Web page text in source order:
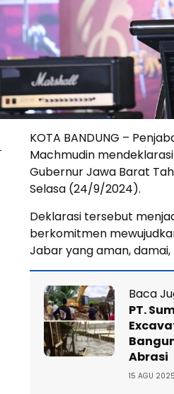
KOTA BANDUNG –
Machmudin
Gubernur Jawa Barat
Selasa (24/9/2024).
Deklarasi tersebut
berkomitmen
Jabar yang aman,
Baca
PT.
Abrasi
15 AGU 2025